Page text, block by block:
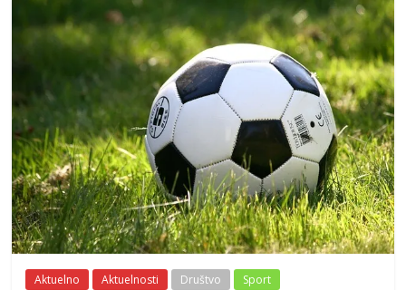
Aktuelno Aktuelnosti Društvo Sport